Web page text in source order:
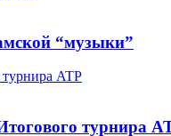
“музыки”
ATP
турнира